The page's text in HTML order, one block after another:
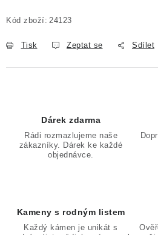
Kód zboží: 24123
Tisk Zeptat se Sdílet
Dárek zdarma
Rádi rozmazlujeme naše
zákazníky. Dárek ke každé
objednávce.
Kameny s rodným listem
Každý kámen je unikát s